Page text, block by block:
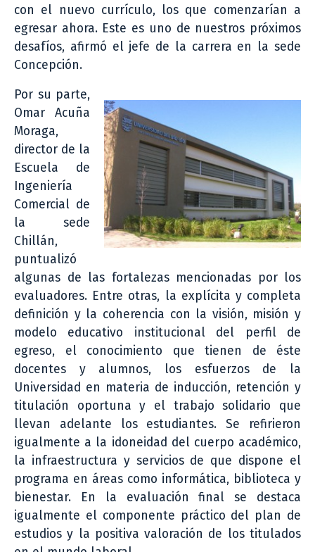
con el nuevo currículo, los que comenzarían a
egresar ahora. Este es uno de nuestros próximos
desafíos, afirmó el jefe de la carrera en la sede
Concepción.
Por su parte,
Omar Acuña
Moraga,
director de la
Escuela de
Ingeniería
Comercial de
la sede
Chillán,
puntualizó
algunas de las fortalezas mencionadas por los
evaluadores. Entre otras, la explícita y completa
definición y la coherencia con la visión, misión y
modelo educativo institucional del perfil de
egreso, el conocimiento que tienen de éste
docentes y alumnos, los esfuerzos de la
Universidad en materia de inducción, retención y
titulación oportuna y el trabajo solidario que
llevan adelante los estudiantes. Se refirieron
igualmente a la idoneidad del cuerpo académico,
la infraestructura y servicios de que dispone el
programa en áreas como informática, biblioteca y
bienestar. En la evaluación final se destaca
igualmente el componente práctico del plan de
estudios y la positiva valoración de los titulados